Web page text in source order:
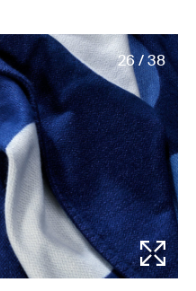
26 / 38